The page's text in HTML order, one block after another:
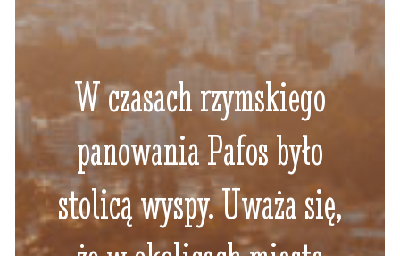
W czasach rzymskiego
panowania Pafos było
stolicą wyspy. Uważa się,